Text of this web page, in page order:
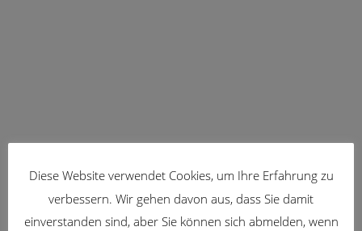
Diese Website verwendet Cookies, um Ihre Erfahrung zu
verbessern. Wir gehen davon aus, dass Sie damit
einverstanden sind, aber Sie können sich abmelden, wenn